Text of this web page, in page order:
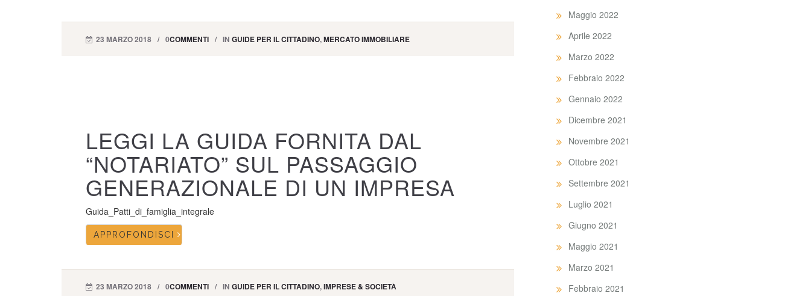
23 MARZO 2018 0COMMENTI IN GUIDE PER IL CITTADINO,MERCATO IMMOBILIARE
LEGGI LA GUIDA FORNITA DAL
“NOTARIATO” SUL PASSAGGIO
GENERAZIONALE DI UN IMPRESA
Guida_Patti_di_famiglia_integrale
APPROFONDISCI
23 MARZO 2018 0COMMENTI IN GUIDE PER IL CITTADINO,IMPRESE & SOCIETÀ
Maggio 2022
Aprile 2022
Marzo 2022
Febbraio 2022
Gennaio 2022
Dicembre 2021
Novembre 2021
Ottobre 2021
Settembre 2021
Luglio 2021
Giugno 2021
Maggio 2021
Marzo 2021
Febbraio 2021